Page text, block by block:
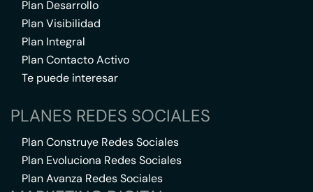
Plan Desarrollo
Plan Visibilidad
Plan Integral
Plan Contacto Activo
Te puede interesar
PLANES REDES SOCIALES
Plan Construye Redes Sociales
Plan Evoluciona Redes Sociales
Plan Avanza Redes Sociales